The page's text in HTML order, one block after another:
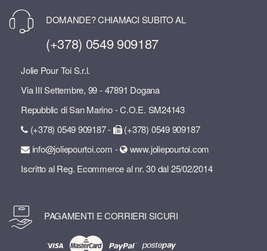
DOMANDE? CHIAMACI SUBITO AL
(+378) 0549 909187
Jolie Pour Toi S.r.l.
Via III Settembre, 99 - 47891 Dogana
Repubblic di San Marino - C.O.E. SM24143
(+378) 0549 909187 -
(+378) 0549 909187
info@joliepourtoi.com -
www.joliepourtoi.com
Iscritto al Reg. Ecommerce al nr. 30 dal 25/02/2014
PAGAMENTI E CORRIERI SICURI